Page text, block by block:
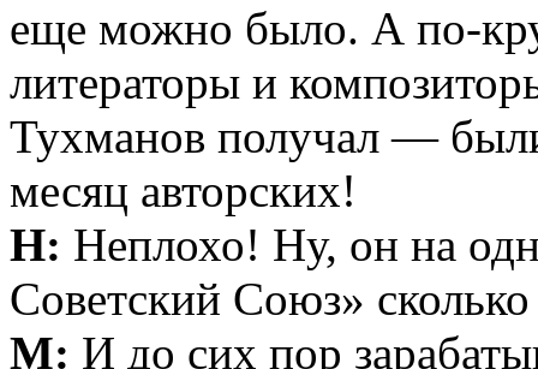
еще можно было. А по-
литераторы и
Тухманов получал —
месяц авторских!
Н: Неплохо! Ну, он на
Советский Союз» сколько
М: И до сих пор